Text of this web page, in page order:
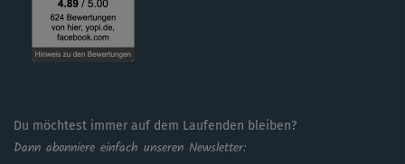
Du möchtest immer auf dem Laufenden bleiben?
Dann abonniere einfach unseren Newsletter: